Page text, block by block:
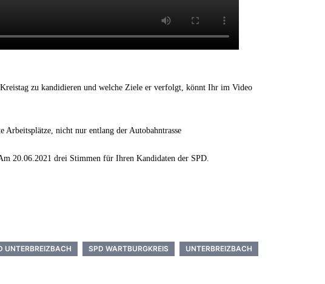
zu kandidieren und welche Ziele er verfolgt, könnt Ihr im Video
Arbeitsplätze, nicht nur entlang der Autobahntrasse
20.06.2021 drei Stimmen für Ihren Kandidaten der SPD.
UNTERBREIZBACH SPD WARTBURGKREIS
UNTERBREIZBACH